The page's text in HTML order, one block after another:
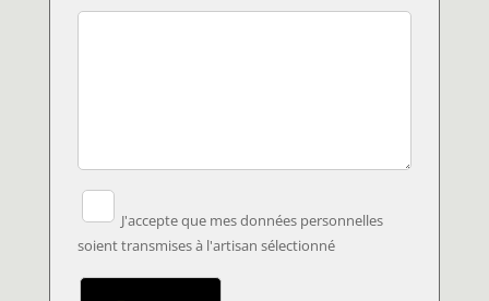
J'accepte que mes données personnelles
soient transmises à l'artisan sélectionné